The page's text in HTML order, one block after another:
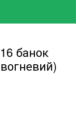
банок